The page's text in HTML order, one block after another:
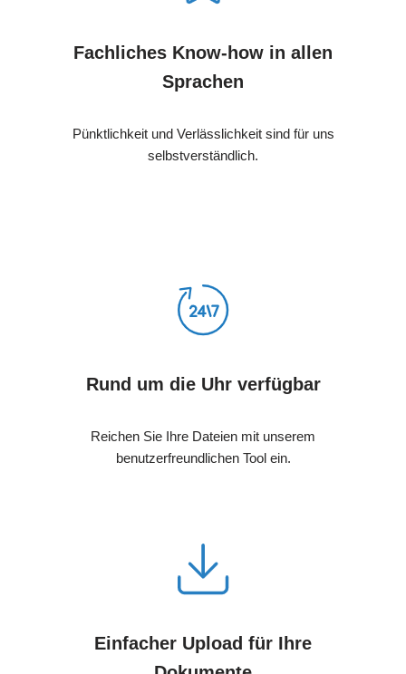
Fachliches Know-how in allen
Sprachen
Pünktlichkeit und Verlässlichkeit sind für uns
selbstverständlich.
Rund um die Uhr verfügbar
Reichen Sie Ihre Dateien mit unserem
benutzerfreundlichen Tool ein.
Einfacher Upload für Ihre